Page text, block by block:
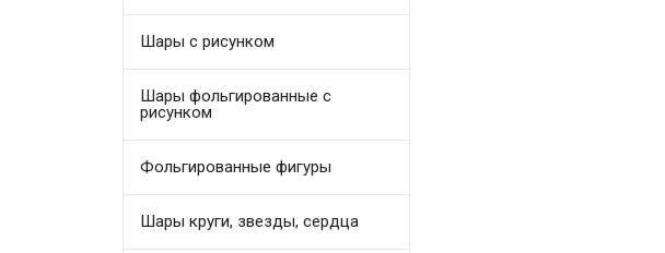
Шары с рисунком
Шары фольгированные с
рисунком
Фольгированные фигуры
Шары круги, звезды, сердца